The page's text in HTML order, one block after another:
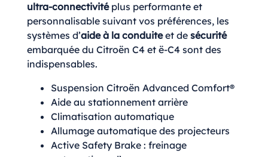
ultra-connectivitéplus performante et
personnalisable suivant vos préférences, les
systèmes d’aide à la conduiteet de sécurité
embarquée du Citroën C4 et ë-C4 sont des
indispensables.
Suspension Citroën Advanced Comfort®
Aide au stationnement arrière
Climatisation automatique
Allumage automatique des projecteurs
Active Safety Brake : freinage